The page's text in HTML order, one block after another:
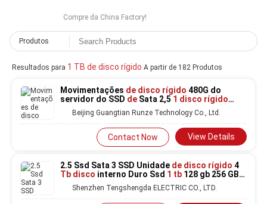
Compre da China Factory!
Produtos
Resultados para 1 TB de disco rígido A partir de 182 Produtos
Movimentações de disco rígido 480G do
servidor do SSD de Sata 2,5 1 disco rígido
interno 12Gbps do portátil daTB
Beijing Guangtian Runze Technology Co., Ltd.
Contact Now View Details
2.5 Ssd Sata 3 SSD Unidade de disco rígido 4
Tb disco interno Duro Ssd 1 tb 128 gb 256 GB
512 GBShenzhen Tengshengda ELECTRIC CO., LTD.